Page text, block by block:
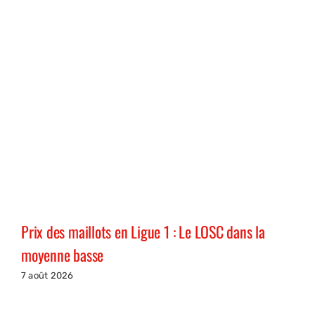
Prix des maillots en Ligue 1 : Le LOSC dans la
moyenne basse
7 août 2026